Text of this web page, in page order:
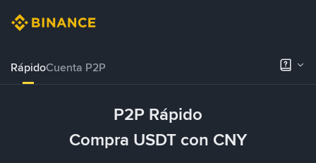
RápidoCuenta P2P
P2P Rápido
Compra USDT con CNY